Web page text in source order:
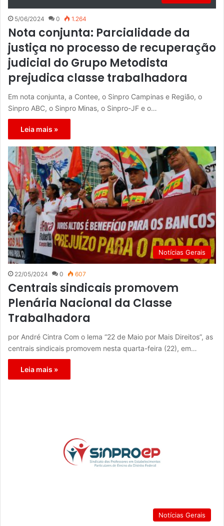
5/06/2024 0 1.264
Nota conjunta: Parcialidade da
justiça no processo de recuperação
judicial do Grupo Metodista
prejudica classe trabalhadora
Em nota conjunta, a Contee, o Sinpro Campinas e Região, o
Sinpro ABC, o Sinpro Minas, o Sinpro-JF e o…
Leia mais »
Notícias Gerais
22/05/2024 0 607
Centrais sindicais promovem
Plenária Nacional da Classe
Trabalhadora
por André Cintra Com o lema “22 de Maio por Mais Direitos”, as
centrais sindicais promovem nesta quarta-feira (22), em…
Leia mais »
Notícias Gerais